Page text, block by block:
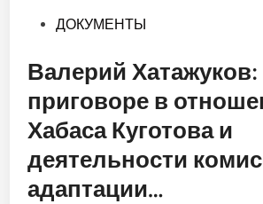
Опубликовано
ДОКУМЕНТЫ
Валерий
приговоре в
Хабаса Куготова и
деятельности
адаптации…